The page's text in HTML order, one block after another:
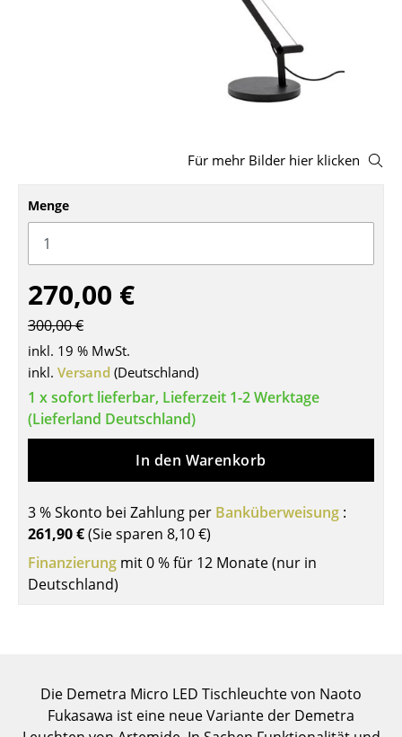
Schaukelstühle
Bürodrehstühle
Bürosessel
Einzelteile
... alle Sitzmöbel
Tische
Couchtische
Schreibtische
Kindertische
Für mehr Bilder hier klicken
Menge
270,00 €
300,00 €
inkl. 19 % MwSt.
inkl. Versand (Deutschland)
1 x sofort lieferbar, Lieferzeit 1-2 Werktage
(Lieferland Deutschland)
In den Warenkorb
3 % Skonto bei Zahlung per Banküberweisung :
261,90 €(Sie sparen 8,10 €)
Finanzierung mit 0 % für 12 Monate (nur in
Deutschland)
Die Demetra Micro LED Tischleuchte von Naoto
Fukasawa ist eine neue Variante der Demetra